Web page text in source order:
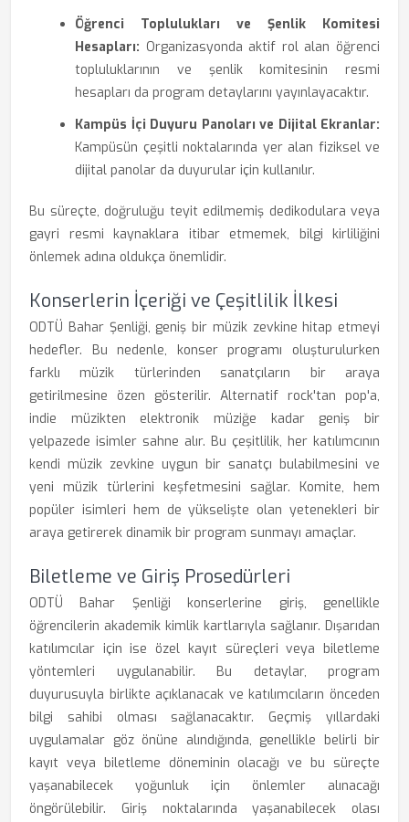
Öğrenci Toplulukları ve Şenlik Komitesi
Hesapları: Organizasyonda aktif rol alan öğrenci
topluluklarının ve şenlik komitesinin resmi
hesapları da program detaylarını yayınlayacaktır.
Kampüs İçi Duyuru Panoları ve Dijital Ekranlar:
Kampüsün çeşitli noktalarında yer alan fiziksel ve
dijital panolar da duyurular için kullanılır.
Bu süreçte, doğruluğu teyit edilmemiş dedikodulara veya
gayri resmi kaynaklara itibar etmemek, bilgi kirliliğini
önlemek adına oldukça önemlidir.
Konserlerin İçeriği ve Çeşitlilik İlkesi
ODTÜ Bahar Şenliği, geniş bir müzik zevkine hitap etmeyi
hedefler. Bu nedenle, konser programı oluşturulurken
farklı müzik türlerinden sanatçıların bir araya
getirilmesine özen gösterilir. Alternatif rock'tan pop'a,
indie müzikten elektronik müziğe kadar geniş bir
yelpazede isimler sahne alır. Bu çeşitlilik, her katılımcının
kendi müzik zevkine uygun bir sanatçı bulabilmesini ve
yeni müzik türlerini keşfetmesini sağlar. Komite, hem
popüler isimleri hem de yükselişte olan yetenekleri bir
araya getirerek dinamik bir program sunmayı amaçlar.
Biletleme ve Giriş Prosedürleri
ODTÜ Bahar Şenliği konserlerine giriş, genellikle
öğrencilerin akademik kimlik kartlarıyla sağlanır. Dışarıdan
katılımcılar için ise özel kayıt süreçleri veya biletleme
yöntemleri uygulanabilir. Bu detaylar, program
duyurusuyla birlikte açıklanacak ve katılımcıların önceden
bilgi sahibi olması sağlanacaktır. Geçmiş yıllardaki
uygulamalar göz önüne alındığında, genellikle belirli bir
kayıt veya biletleme döneminin olacağı ve bu süreçte
yaşanabilecek yoğunluk için önlemler alınacağı
öngörülebilir. Giriş noktalarında yaşanabilecek olası